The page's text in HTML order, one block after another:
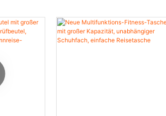
Rucksack, Basketball
Mit Zwei